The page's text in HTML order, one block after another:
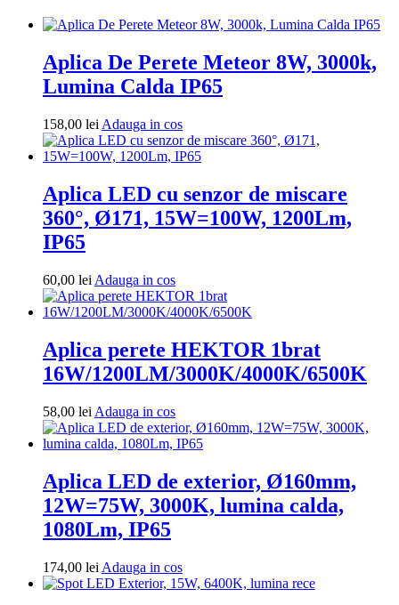
Aplica De Perete Meteor 8W, 3000k,
Lumina Calda IP65
158,00 lei Adauga in cosAdauga
in
cos
Aplica LED cu senzor de miscare
360°, Ø171, 15W=100W, 1200Lm,
IP65
60,00 lei Adauga in cosAdauga
in
cos
Aplica perete HEKTOR 1brat
16W/1200LM/3000K/4000K/6500K
58,00 lei Adauga in cosAdauga
in
cos
Aplica LED de exterior, Ø160mm,
12W=75W, 3000K, lumina calda,
1080Lm, IP65
174,00 lei Adauga in cosAdauga
in